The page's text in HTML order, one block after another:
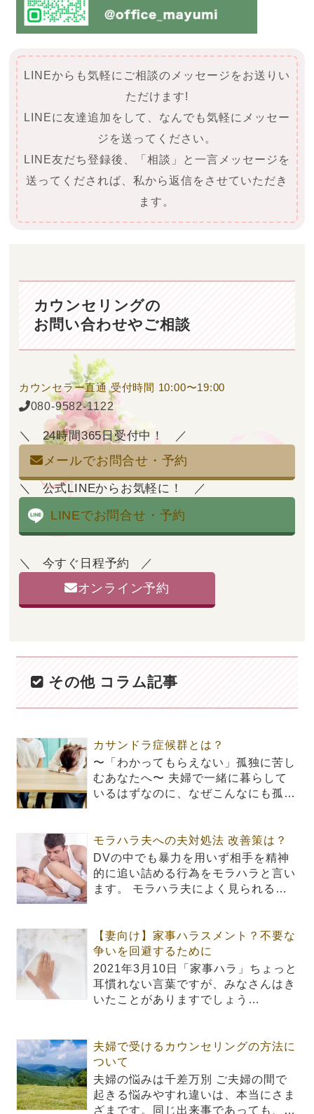
LINEからも気軽にご相談のメッセージをお送りい
ただけます!
LINEに友達追加をして、なんでも気軽にメッセー
ジを送ってください。
LINE友だち登録後、「相談」と一言メッセージを
送ってくだされば、私から返信をさせていただき
ます。
カウンセリングの
お問い合わせやご相談
カウンセラー直通 受付時間 10:00〜19:00
080-9582-1122
24時間365日受付中！
メールでお問合せ・予約
公式LINEからお気軽に！
LINEでお問合せ・予約
今すぐ日程予約
オンライン予約
その他 コラム記事
カサンドラ症候群とは？
〜「わかってもらえない」孤独に苦し
むあなたへ〜 夫婦で一緒に暮らして
いるはずなのに、なぜこんなにも孤…
モラハラ夫への夫対処法 改善策は？
DVの中でも暴力を用いず相手を精神
的に追い詰める行為をモラハラと言い
ます。 モラハラ夫によく見られる…
【妻向け】家事ハラスメント？不要な
争いを回避するために
2021年3月10日「家事ハラ」ちょっと
耳慣れない言葉ですが、みなさんはき
いたことがありますでしょう…
夫婦で受けるカウンセリングの方法に
ついて
夫婦の悩みは千差万別 ご夫婦の間で
起きる悩みやすれ違いは、本当にさま
ざまです。同じ出来事であっても、…